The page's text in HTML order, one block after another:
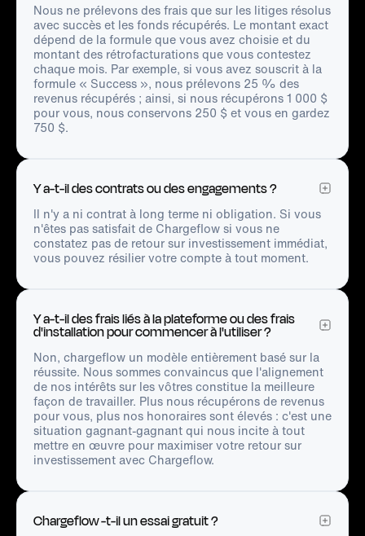
Nous ne prélevons des frais que sur les litiges résolus
avec succès et les fonds récupérés. Le montant exact
dépend de la formule que vous avez choisie et du
montant des rétrofacturations que vous contestez
chaque mois. Par exemple, si vous avez souscrit à la
formule « Success », nous prélevons 25 % des
revenus récupérés ; ainsi, si nous récupérons 1 000 $
pour vous, nous conservons 250 $ et vous en gardez
750 $.
Y a-t-il des contrats ou des engagements ?
Il n'y a ni contrat à long terme ni obligation. Si vous
n'êtes pas satisfait de Chargeflow si vous ne
constatez pas de retour sur investissement immédiat,
vous pouvez résilier votre compte à tout moment.
Y a-t-il des frais liés à la plateforme ou des frais
d'installation pour commencer à l'utiliser ?
Non, chargeflow un modèle entièrement basé sur la
réussite. Nous sommes convaincus que l'alignement
de nos intérêts sur les vôtres constitue la meilleure
façon de travailler. Plus nous récupérons de revenus
pour vous, plus nos honoraires sont élevés : c'est une
situation gagnant-gagnant qui nous incite à tout
mettre en œuvre pour maximiser votre retour sur
investissement avec Chargeflow.
Chargeflow -t-il un essai gratuit ?